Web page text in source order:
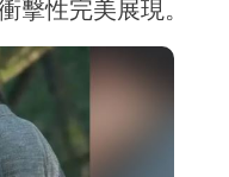
擊性完美展現。